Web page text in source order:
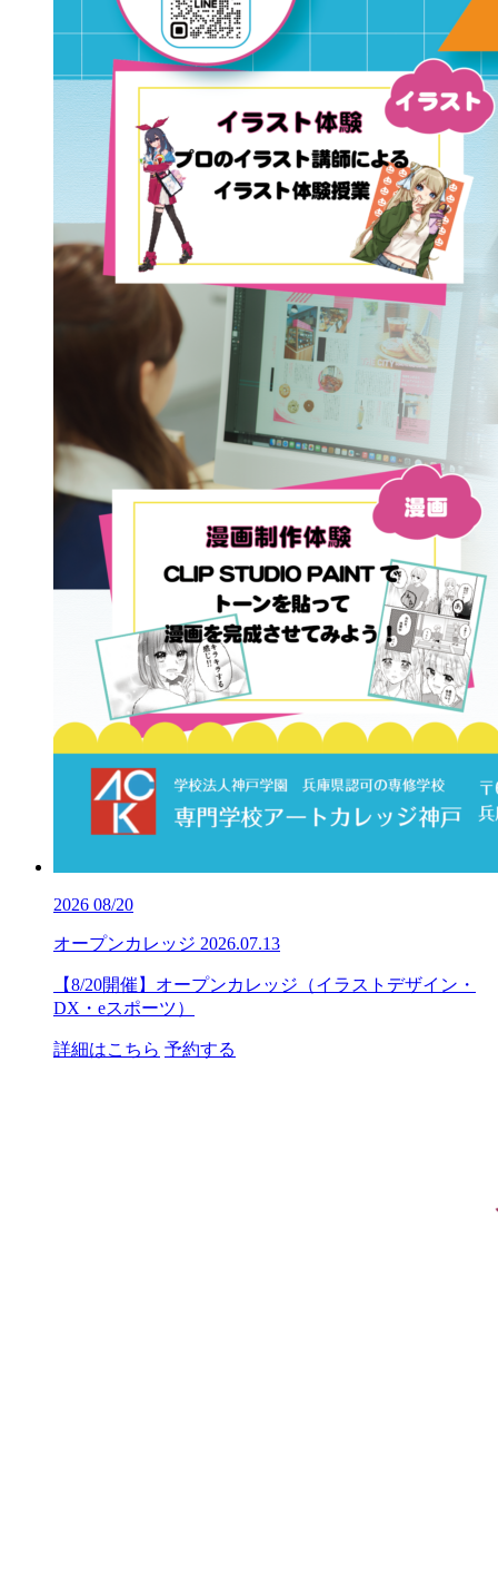
2026 08/20
オープンカレッジ 2026.07.13
【8/20開催】オープンカレッジ（イラストデザイン・
DX・eスポーツ）
詳細はこちら 予約する